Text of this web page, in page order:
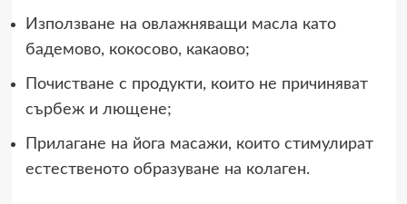
Използване на овлажняващи масла като
бадемово, кокосово, какаово;
Почистване с продукти, които не причиняват
сърбеж и лющене;
Прилагане на йога масажи, които стимулират
естественото образуване на колаген.